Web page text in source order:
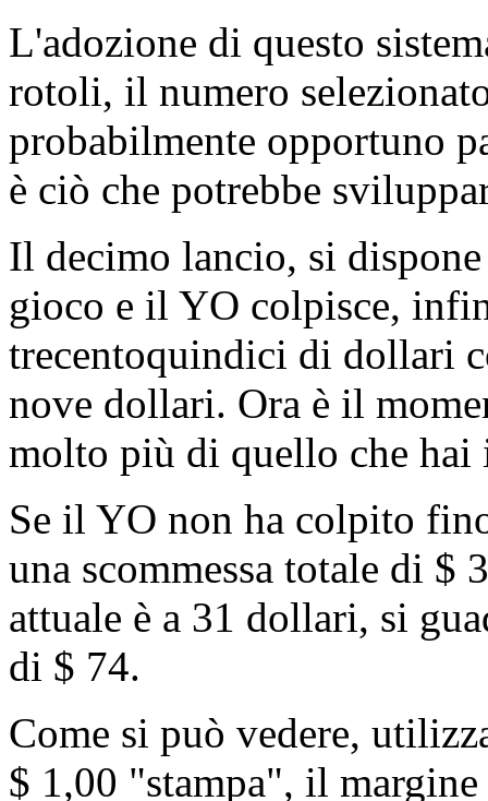
L'adozione di questo
rotoli, il numero
probabilmente opportuno
è ciò che potrebbe
Il decimo lancio, si
gioco e il YO colpisce,
trecentoquindici di dollari
nove dollari. Ora è il
molto più di quello che hai
Se il YO non ha colpito
una scommessa totale di $
attuale è a 31 dollari, si
di $ 74.
Come si può vedere,
$ 1,00 "stampa", il